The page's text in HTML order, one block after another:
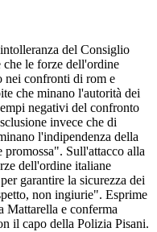
del Consiglio
le forze dell'ordine
nei confronti di rom e
che minano l'autorità dei
negativi del confronto
invece che di
l'indipendenza della
promossa". Sull'attacco alla
dell'ordine italiane
garantire la sicurezza dei
non ingiurie". Esprime
Mattarella e conferma
il capo della Polizia Pisani.